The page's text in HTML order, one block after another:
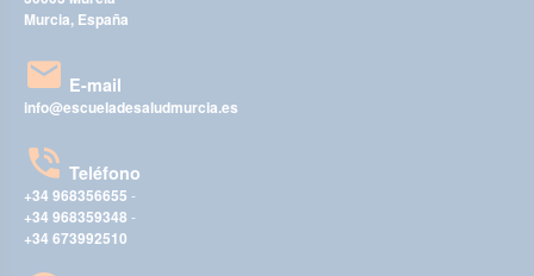
Murcia, España
E-mail
info@escueladesaludmurcia.es
Teléfono
+34 968356655 -
+34 968359348 -
+34 673992510